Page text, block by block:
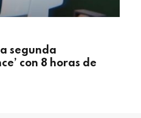
segunda
con 8 horas de